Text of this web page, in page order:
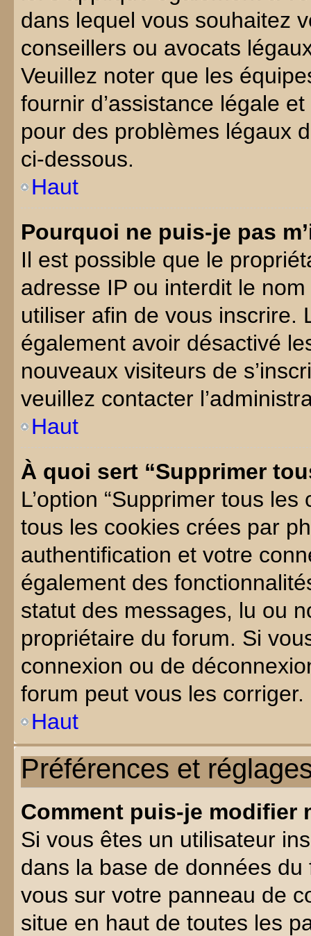
dans lequel vous souhaitez
conseillers ou avocats
Veuillez noter que les
fournir d’assistance légale
pour des problèmes légaux
ci-dessous.
Haut
Pourquoi ne puis-je pas
Il est possible que le
adresse IP ou interdit le
utiliser afin de vous inscrire.
également avoir désactivé
nouveaux visiteurs de
veuillez contacter
Haut
À quoi sert “Supprimer
L’option “Supprimer tous
tous les cookies crées par
authentification et votre
également des
statut des messages, lu ou
propriétaire du forum. Si
connexion ou de
forum peut vous les corriger.
Haut
Préférences et
Comment puis-je modifier
Si vous êtes un utilisateur
dans la base de données
vous sur votre panneau de
situe en haut de toutes les